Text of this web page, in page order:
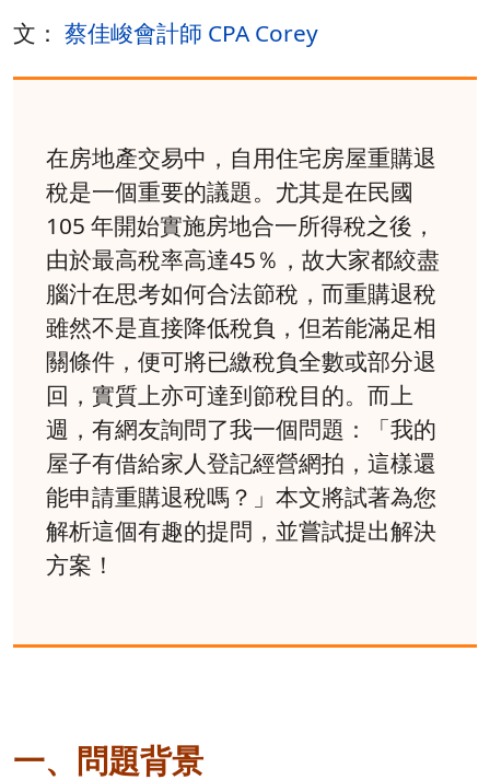
文： 蔡佳峻會計師 CPA Corey
在房地產交易中，自用住宅房屋重購退
稅是一個重要的議題。尤其是在民國
105 年開始實施房地合一所得稅之後，
由於最高稅率高達45％，故大家都絞盡
腦汁在思考如何合法節稅，而重購退稅
雖然不是直接降低稅負，但若能滿足相
關條件，便可將已繳稅負全數或部分退
回，實質上亦可達到節稅目的。而上
週，有網友詢問了我一個問題：「我的
屋子有借給家人登記經營網拍，這樣還
能申請重購退稅嗎？」本文將試著為您
解析這個有趣的提問，並嘗試提出解決
方案！
一、問題背景